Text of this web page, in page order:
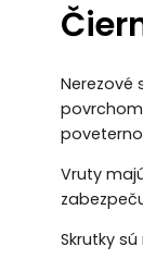
Nerezové
Vruty
Skrutky